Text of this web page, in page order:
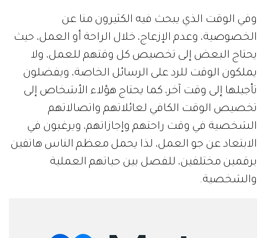
وفي الوقت الذي يبحث فيه الكثيرون منا عن
الخصوصية، وعدم الإزعاج، خلال الراحة أو العمل، حيث
يحتاج البعض إلى تخصيص كل وقتهم للعمل، ولا
يملكون الوقت للرد على الرسائل الخاصة، ويفضلون
تأجيلها إلى وقت آخر، كما يحتاج هؤلاء الأشخاص إلى
تخصيص الوقت الكافي لعائلاتهم واتصالاتهم
الشخصية في وقت راحتهم وإجازاتهم، ويرغبون في
الابتعاد عن جو العمل، لذا يحمل معظم الناس هاتفين
برقمين مختلفين، للفصل بين حياتهم العملية
والشخصية.